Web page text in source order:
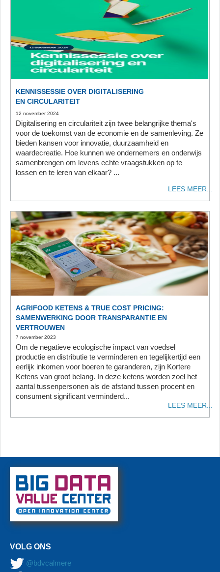
KENNISSESSIE OVER DIGITALISERING
EN CIRCULARITEIT
12 november 2024
Digitalisering en circulariteit zijn twee belangrijke thema's
voor de toekomst van de economie en de samenleving. Ze
bieden kansen voor innovatie, duurzaamheid en
waardecreatie. Hoe kunnen we ondernemers en onderwijs
samenbrengen om levens echte vraagstukken op te
lossen en te leren van elkaar? ...
LEES MEER...
AGRIFOOD KETENS & TRUE COST PRICING:
SAMENWERKING DOOR TRANSPARANTIE EN
VERTROUWEN
7 november 2023
Om de negatieve ecologische impact van voedsel
productie en distributie te verminderen en tegelijkertijd een
eerlijk inkomen voor boeren te garanderen, zijn Kortere
Ketens van groot belang. In deze ketens worden zoel het
aantal tussenpersonen als de afstand tussen procent en
consument significant verminderd...
LEES MEER...
VOLG ONS
@bdvcalmere